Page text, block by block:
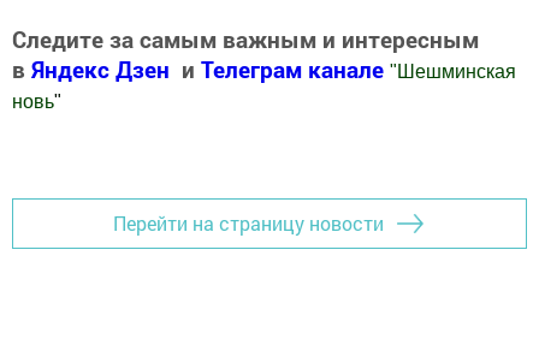
Следите за самым важным и интересным
в Яндекс Дзен и Телеграм канале " Шешминская
новь"
Перейти на страницу новости